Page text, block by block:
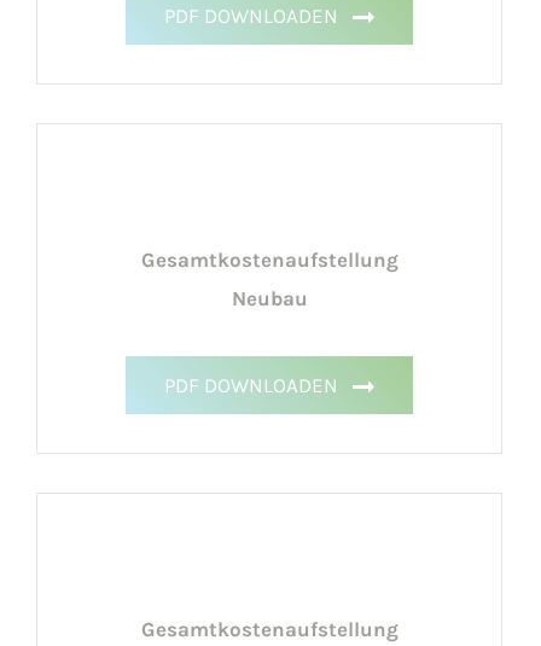
PDF DOWNLOADEN
Gesamt­kosten­aufstellung
Neubau
PDF DOWNLOADEN
Gesamt­kosten­aufstellung